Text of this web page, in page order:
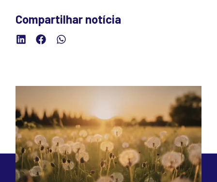
Compartilhar notícia